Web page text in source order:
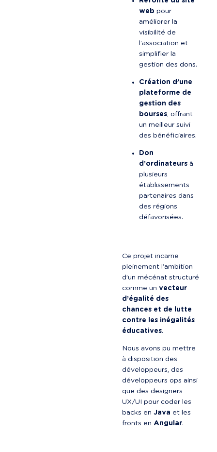
web pour
améliorer la
visibilité de
l’association et
simplifier la
gestion des dons.
Création d’une
plateforme de
gestion des
bourses, offrant
un meilleur suivi
des bénéficiaires.
Don
d’ordinateurs à
plusieurs
établissements
partenaires dans
des régions
défavorisées.
Ce projet incarne
pleinement l’ambition
d’un mécénat structuré
comme un vecteur
d’égalité des
chances et de lutte
contre les inégalités
éducatives.
Nous avons pu mettre
à disposition des
développeurs, des
développeurs ops ainsi
que des designers
UX/UI pour coder les
backs en Java et les
fronts en Angular.